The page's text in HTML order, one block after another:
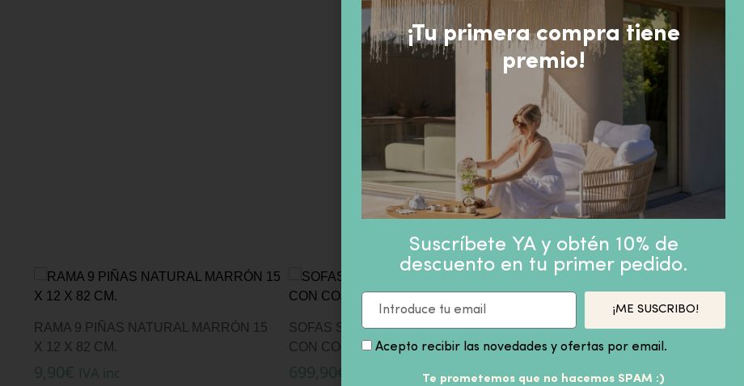
PRODUCTOS SIMILARES
RAMA 9 PIÑAS NATURAL MARRÓN 15
X 12 X 82 CM.
9,90€ IVA inc
SOFAS SET 4 DE RATAN SINTETICO
CON COJINES 124x74x84cm
699,90€
FAROLILLO BAMBÚ COLOR AZUL
74,90€
39,00 € IVA inc
¡Tu primera compra tiene
premio!
Suscríbete YA y obtén 10% de
descuento en tu primer pedido.
Acepto recibir las novedades y ofertas por email.
¡ME SUSCRIBO!
Te prometemos que no hacemos SPAM :)